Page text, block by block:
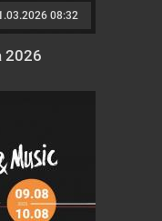
08:32
2026